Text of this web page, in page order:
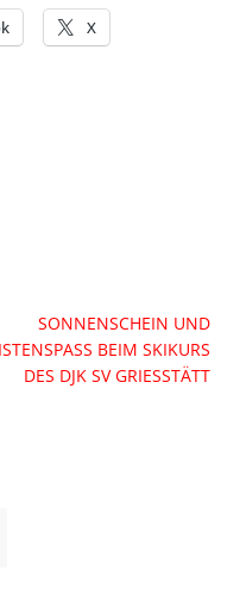
X
SONNENSCHEIN UND
BEIM SKIKURS D
ES DJK SV GRIESSTÄTT